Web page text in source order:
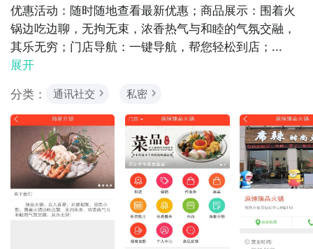
优惠活动：随时随地查看最新优惠；商品展示：围着火
锅边吃边聊，无拘无束，浓香热气与和睦的气氛交融，
其乐无穷；门店导航：一键导航，帮您轻松到店；...
展开
分类：
通讯社交 私密